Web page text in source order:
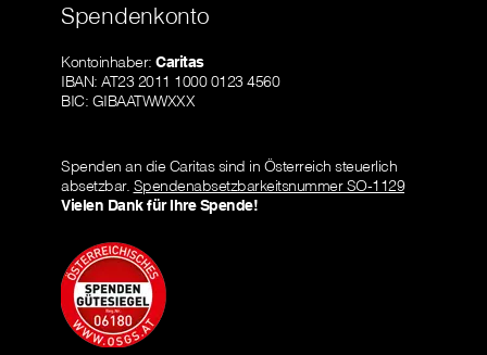
Spendenkonto
Kontoinhaber: Caritas
IBAN: AT23 2011 1000 0123 4560
BIC: GIBAATWWXXX
Spenden an die Caritas sind in Österreich steuerlich
absetzbar. Spendenabsetzbarkeitsnummer SO-1129
Vielen Dank für Ihre Spende!